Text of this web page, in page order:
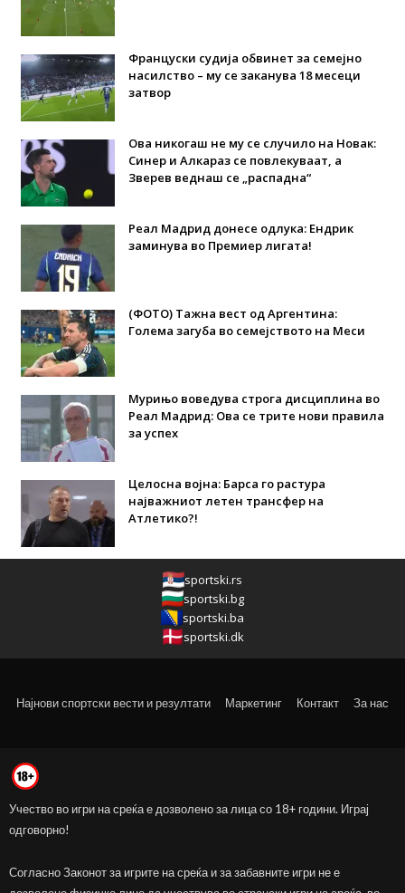
Француски судија обвинет за семејно
насилство – му се заканува 18 месеци
затвор
Ова никогаш не му се случило на Новак:
Синер и Алкараз се повлекуваат, а
Зверев веднаш се „распадна“
Реал Мадрид донесе одлука: Eндрик
заминува во Премиер лигата!
(ФОТО) Тажна вест од Аргентина:
Голема загуба во семејството на Меси
Мурињо воведува строга дисциплина во
Реал Мадрид: Ова се трите нови правила
за успех
Целосна војна: Барса го растура
најважниот летен трансфер на
Атлетико?!
sportski.rs
sportski.bg
sportski.ba
sportski.dk
Најнови спортски вести и резултати Маркетинг Контакт За нас
Учество во игри на среќа е дозволено за лица со 18+ години. Играј
одговорно!
Согласно Законот за игрите на среќа и за забавните игри не е